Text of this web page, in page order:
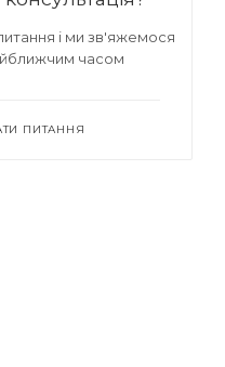
і ми зв'яжемося
часом
ПИТАННЯ